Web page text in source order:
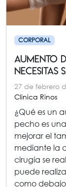
CORPORAL
aumento
Necesitas
27 de febrero
Clinica Rinos
¿Qué es un
pecho es
mejorar el
mediante la
cirugía se
puede
como